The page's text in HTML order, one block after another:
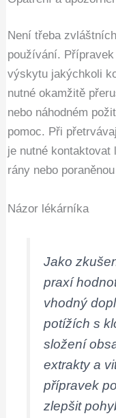
Není třeba
používání.
výskytu jakýchkoli
nutné okamžitě
nebo náhodném
pomoc. Při
je nutné kontaktovat
rány nebo
Názor lékárníka
Jako
praxí
vhodný
potížích s
složení
extrakty a
přípravek
zlepšit